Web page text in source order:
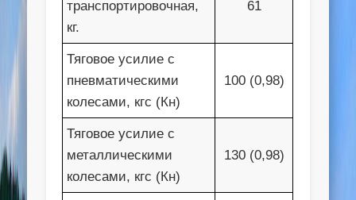
транспортировочная,
кг.
61
Тяговое усилие с
пневматическими
колесами, кгс (Кн)
100 (0,98)
Тяговое усилие с
металлическими
колесами, кгс (Кн)
130 (0,98)